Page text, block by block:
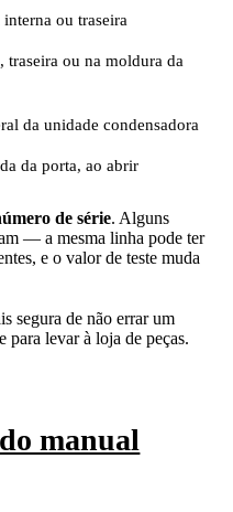
ou traseira
traseira ou na moldura da
da unidade condensadora
da porta, ao abrir
de série. Alguns
— a mesma linha pode ter
e o valor de teste muda
segura de não errar um
para levar à loja de peças.
manual